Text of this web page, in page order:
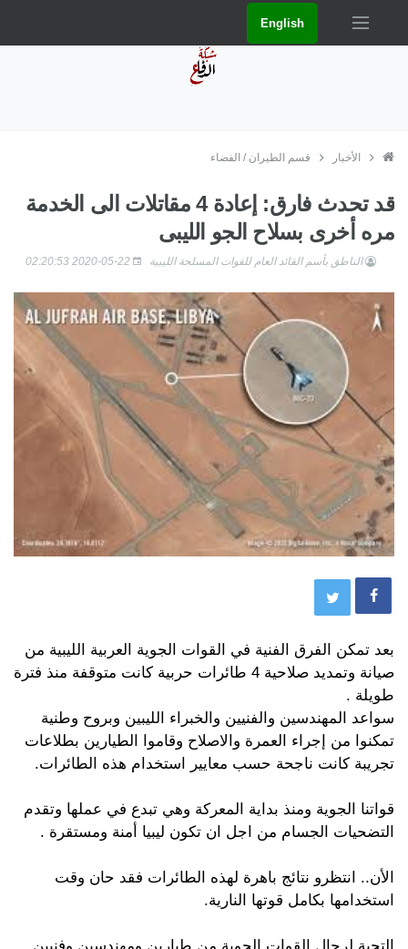
English
الأخبار قسم الطيران / الفضاء
قد تحدث فارق: إعادة 4 مقاتلات الى الخدمة
مره أخرى بسلاح الجو الليبى
الناطق بأسم القائد العام للقوات المسلحة الليبية
بعد تمكن الفرق الفنية في القوات الجوية العربية الليبية من
صيانة وتمديد صلاحية 4 طائرات حربية كانت متوقفة منذ فترة
طويلة .
سواعد المهندسين والفنيين والخبراء الليبين وبروح وطنية
تمكنوا من إجراء العمرة والاصلاح وقاموا الطيارين بطلاعات
تجريبة كانت ناجحة حسب معايير استخدام هذه الطائرات.
قواتنا الجوية ومنذ بداية المعركة وهي تبدع في عملها وتقدم
التضحيات الجسام من اجل ان تكون ليبيا أمنة ومستقرة .
الأن.. انتظرو نتائج باهرة لهذه الطائرات فقد حان وقت
استخدامها بكامل قوتها النارية.
التحية لرجال القوات الجوية من طيارين ومهندسين وفنيين